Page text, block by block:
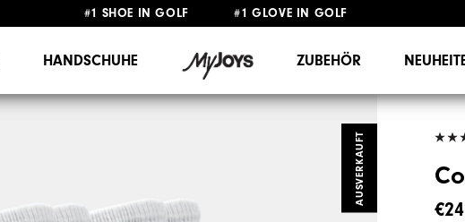
GRATIS LIEFERUNGAB 99€ GRATIS RÜCKSENDUNG
HANDSCHUHE ZUBEHÖR
AUSVERKAUFT
€24